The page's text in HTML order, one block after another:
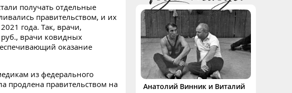
получать отдельные
правительством, и их
года. Так, врачи,
врачи ковидных
оказание
из федерального
продлена правительством на
Анатолий Винник и Виталий